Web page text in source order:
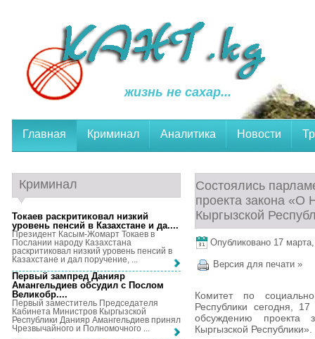
жизнь не сахар...
Главная Криминал Аналитика Новости
Состоялись
проекта закона «О
Кыргызской
Опубликовано 17
Версия для печати »
Комитет по
Республики сегодня,
обсуждению проекта
Кыргызской Республики».
Криминал
Токаев раскритиковал низкий
уровень пенсий в Казахстане и да....
Президент Касым-Жомарт Токаев в
Послании народу Казахстана
раскритиковал низкий уровень пенсий в
Казахстане и дал поручение, ...
Первый зампред Данияр
Амангельдиев обсудил с Послом
Великобр....
Первый заместитель Председателя
Кабинета Министров Кыргызской
Республики Данияр Амангельдиев принял
Чрезвычайного и Полномочного ...